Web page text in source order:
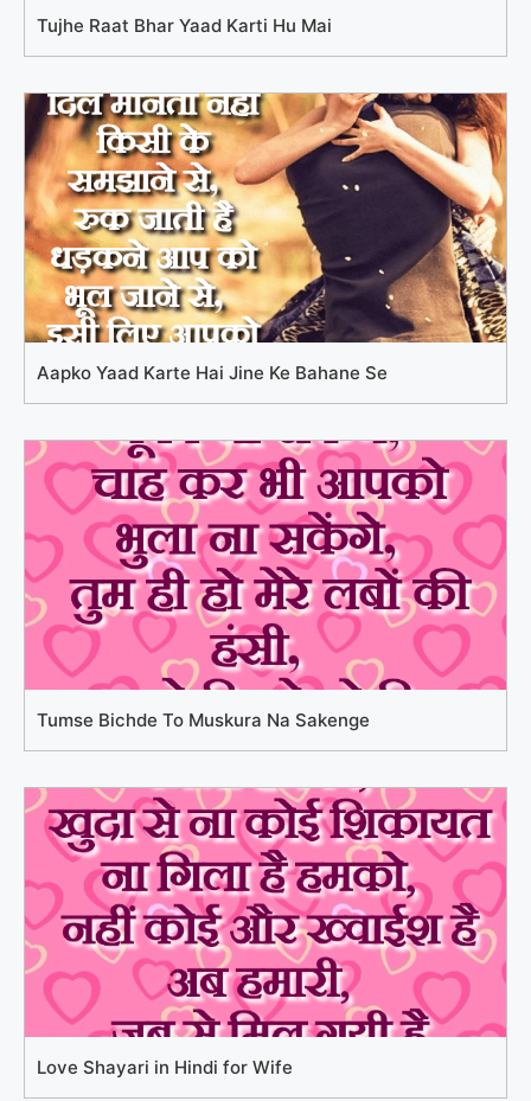
Tujhe Raat Bhar Yaad Karti Hu Mai
Aapko Yaad Karte Hai Jine Ke Bahane Se
Tumse Bichde To Muskura Na Sakenge
Love Shayari in Hindi for Wife